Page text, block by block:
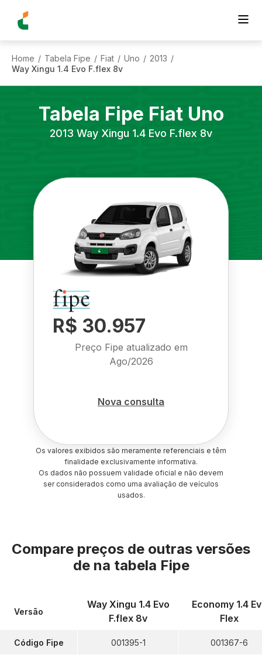
Home / Tabela Fipe / Fiat / Uno / 2013 /
Way Xingu 1.4 Evo F.flex 8v
Tabela Fipe Fiat Uno
2013 Way Xingu 1.4 Evo F.flex 8v
R$ 30.957
Preço Fipe atualizado em
Ago/2026
Nova consulta
Os valores exibidos são meramente referenciais e têm
finalidade exclusivamente informativa.
Os dados não possuem validade oficial e não devem
ser considerados como uma avaliação de veículos
usados.
Compare preços de outras versões
de na tabela Fipe
Versão
Código Fipe
Way Xingu 1.4 Evo
F.flex 8v
001395-1
Economy 1.4
Flex
001367-6